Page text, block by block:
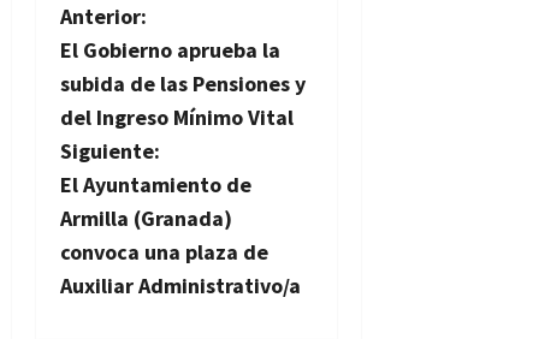
N
a
v
e
g
a
Anterior:
El Gobierno aprueba la
subida de las Pensiones y
del Ingreso Mínimo Vital
Siguiente:
El Ayuntamiento de
Armilla (Granada)
convoca una plaza de
Auxiliar Administrativo/a